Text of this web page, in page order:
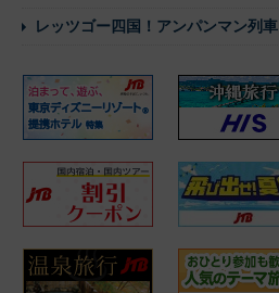
レッツゴー四国！アンパンマン列車